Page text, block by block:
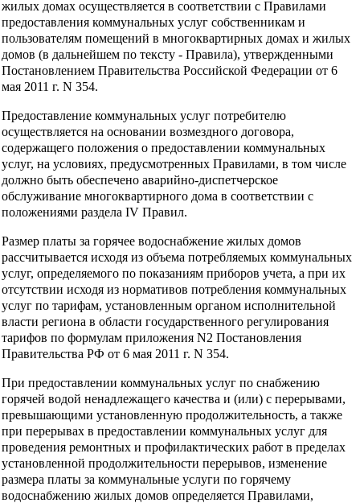
жилых домах осуществляется в соответствии с Правилами
предоставления коммунальных услуг собственникам и
пользователям помещений в многоквартирных домах и жилых
домов (в дальнейшем по тексту - Правила), утвержденными
Постановлением Правительства Российской Федерации от 6
мая 2011 г. N 354.
Предоставление коммунальных услуг потребителю
осуществляется на основании возмездного договора,
содержащего положения о предоставлении коммунальных
услуг, на условиях, предусмотренных Правилами, в том числе
должно быть обеспечено аварийно-диспетчерское
обслуживание многоквартирного дома в соответствии с
положениями раздела IV Правил.
Размер платы за горячее водоснабжение жилых домов
рассчитывается исходя из объема потребляемых коммунальных
услуг, определяемого по показаниям приборов учета, а при их
отсутствии исходя из нормативов потребления коммунальных
услуг по тарифам, установленным органом исполнительной
власти региона в области государственного регулирования
тарифов по формулам приложения N2 Постановления
Правительства РФ от 6 мая 2011 г. N 354.
При предоставлении коммунальных услуг по снабжению
горячей водой ненадлежащего качества и (или) с перерывами,
превышающими установленную продолжительность, а также
при перерывах в предоставлении коммунальных услуг для
проведения ремонтных и профилактических работ в пределах
установленной продолжительности перерывов, изменение
размера платы за коммунальные услуги по горячему
водоснабжению жилых домов определяется Правилами,